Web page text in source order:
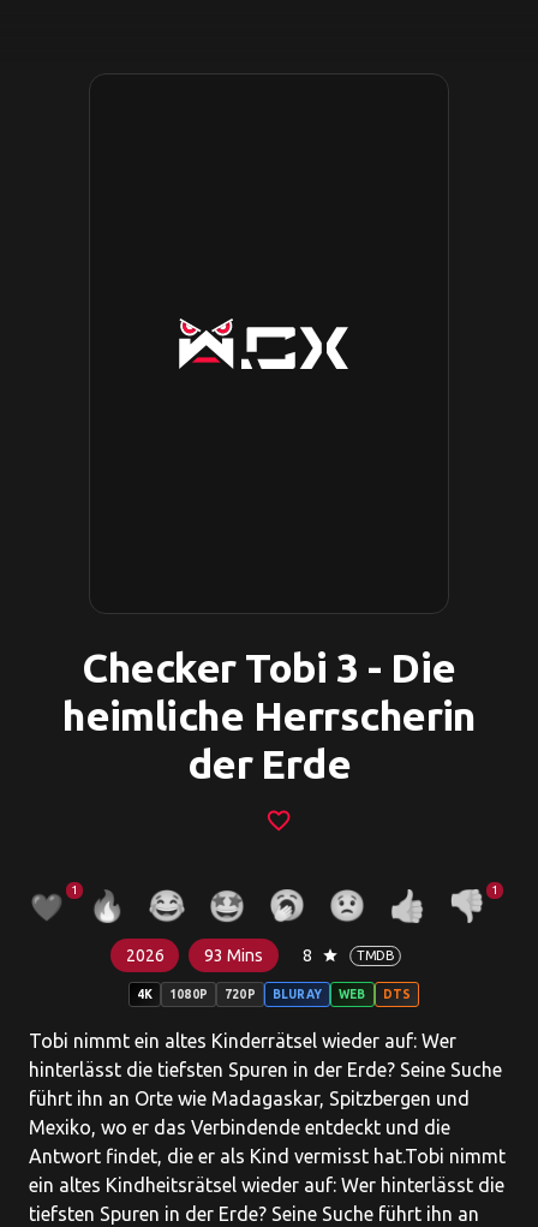
Checker Tobi 3 - Die
heimliche Herrscherin
der Erde
favorite_border
1 1
2026 93 Mins 8 star TMDB
4K 1080P 720P BLURAY WEB DTS
Tobi nimmt ein altes Kinderrätsel wieder auf: Wer
hinterlässt die tiefsten Spuren in der Erde? Seine Suche
führt ihn an Orte wie Madagaskar, Spitzbergen und
Mexiko, wo er das Verbindende entdeckt und die
Antwort findet, die er als Kind vermisst hat.Tobi nimmt
ein altes Kindheitsrätsel wieder auf: Wer hinterlässt die
tiefsten Spuren in der Erde? Seine Suche führt ihn an